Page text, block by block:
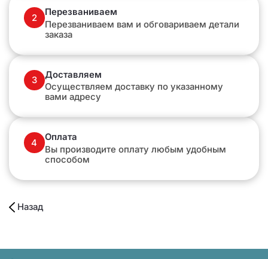
2
Перезваниваем
Перезваниваем вам и обговариваем детали
заказа
3
Доставляем
Осуществляем доставку по указанному
вами адресу
4
Оплата
Вы производите оплату любым удобным
способом
Назад